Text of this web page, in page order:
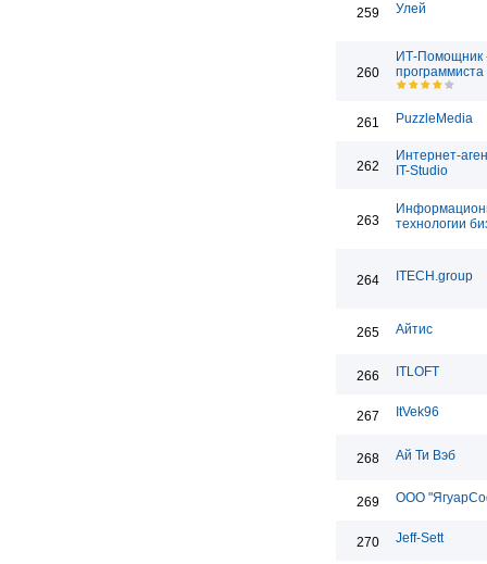
259 Улей
260
ИТ-Помощник
программиста
261 PuzzleMedia
262
Интернет-
IT-Studio
263
технологии
264 ITECH.group
265 Айтис
266 ITLOFT
267 ItVek96
268 Ай Ти Вэб
269 ООО
270 Jeff-Sett